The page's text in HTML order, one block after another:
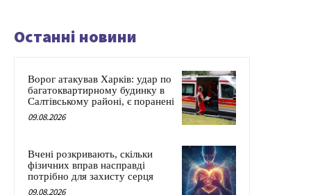
Останні новини
Ворог атакував Харків: удар по
багатоквартирному будинку в
Салтівському районі, є поранені
09.08.2026
Вчені розкривають, скільки
фізичних вправ насправді
потрібно для захисту серця
09.08.2026